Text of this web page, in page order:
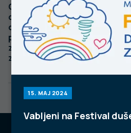
15. MAJ 2024
Vabljeni na Festival
CANSAS: kratko
orodje za
ocenjevanje
potreb v centrih
za duševno
zdravje odraslih